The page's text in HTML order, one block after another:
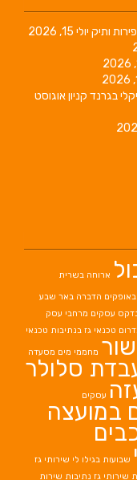
ותיק יולי 15, 2026
בגרנד קניוןאוגוסט
ארוחה בשרית
הדברה באר שבע
עסקים מרחבי עסק
טכנאי גז בנתיבות טכנאי
מחממי מים מסעדה
סלולר
עסקים
במועצה
שבועות בגילו לי שירותי גז
שירותי גז נתיבות שירות